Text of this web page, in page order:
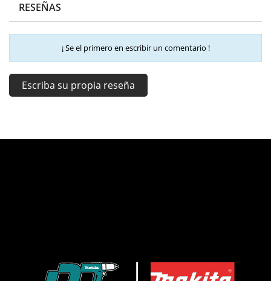
RESEÑAS
¡ Se el primero en escribir un comentario !
Escriba su propia reseña